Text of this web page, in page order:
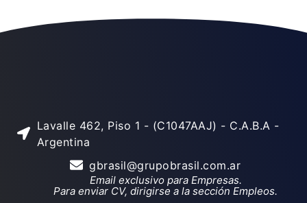
Lavalle 462, Piso 1 - (C1047AAJ) - C.A.B.A -
Argentina
gbrasil@grupobrasil.com.ar
Email exclusivo para Empresas.
Para enviar CV, dirigirse a la sección Empleos.